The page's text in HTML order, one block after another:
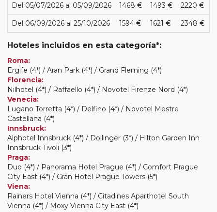
Del 05/07/2026 al 05/09/2026 1468 € 1493 € 2220 €
Del 06/09/2026 al 25/10/2026 1594 € 1621 € 2348 €
Hoteles incluidos en esta categoría*:
Roma:
Ergife (4*) / Aran Park (4*) / Grand Fleming (4*)
Florencia:
Nilhotel (4*) / Raffaello (4*) / Novotel Firenze Nord (4*)
Venecia:
Lugano Torretta (4*) / Delfino (4*) / Novotel Mestre
Castellana (4*)
Innsbruck:
Alphotel Innsbruck (4*) / Dollinger (3*) / Hilton Garden Inn
Innsbruck Tivoli (3*)
Praga:
Duo (4*) / Panorama Hotel Prague (4*) / Comfort Prague
City East (4*) / Gran Hotel Prague Towers (5*)
Viena:
Rainers Hotel Vienna (4*) / Citadines Aparthotel South
Vienna (4*) / Moxy Vienna City East (4*)